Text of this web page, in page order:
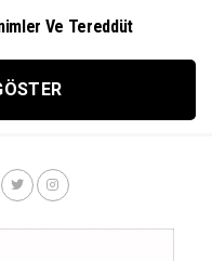
Ve Tereddüt